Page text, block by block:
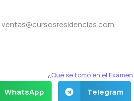
¿Qué se tomó en el
WhatsApp Telegram